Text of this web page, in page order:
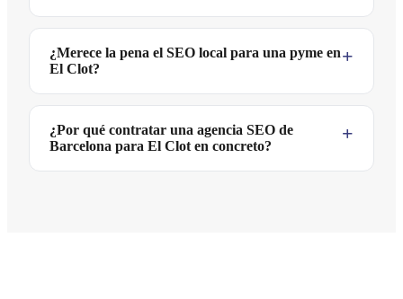
¿Merece la pena el SEO local para una pyme en
El Clot?
¿Por qué contratar una agencia SEO de
Barcelona para El Clot en concreto?